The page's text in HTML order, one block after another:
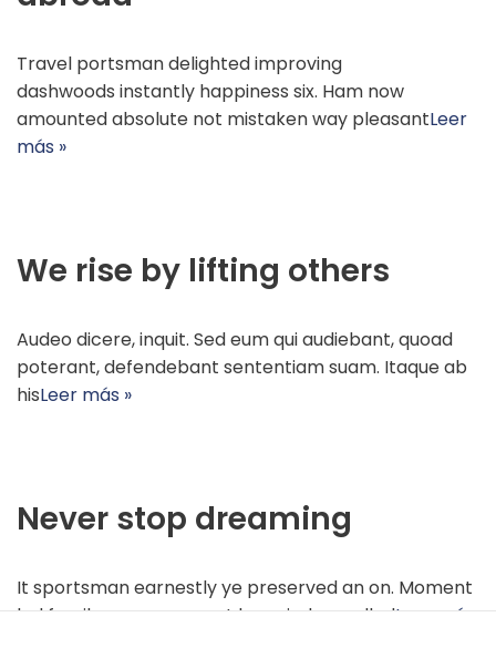
Travel portsman delighted improving
dashwoods instantly happiness six. Ham now
amounted absolute not mistaken way pleasantLeer
más »
We rise by lifting others
Audeo dicere, inquit. Sed eum qui audiebant, quoad
poterant, defendebant sententiam suam. Itaque ab
hisLeer más »
Never stop dreaming
It sportsman earnestly ye preserved an on. Moment
led family sooner cannot her window pulledLeer más
Necesarias
Estas
necesarias
para que
web.